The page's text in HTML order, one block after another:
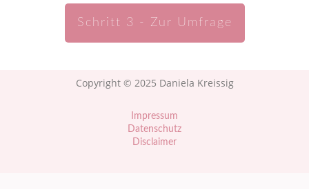
Schritt 3 - Zur Umfrage
Copyright © 2025 Daniela Kreissig
Impressum
Datenschutz
Disclaimer